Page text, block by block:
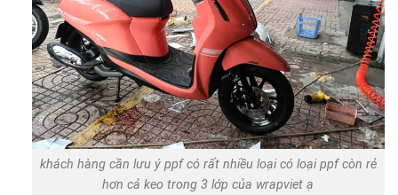
khách hàng cần lưu ý ppf có rất nhiều loại có loại ppf còn rẻ
hơn cả keo trong 3 lớp của wrapviet ạ